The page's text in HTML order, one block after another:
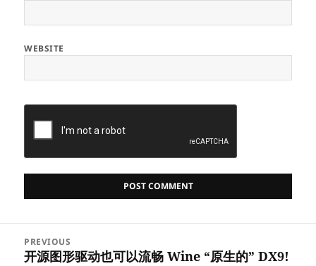
WEBSITE
navigation
PREVIOUS
Previous
开源图形驱动也可以流畅 Wine “原生的” DX9!